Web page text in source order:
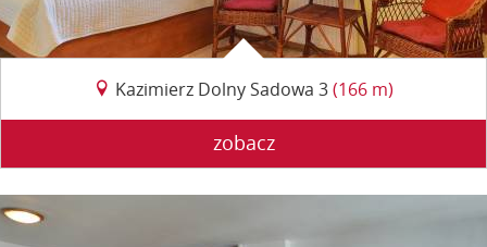
Kazimierz Dolny Sadowa 3(166 m)
zobacz